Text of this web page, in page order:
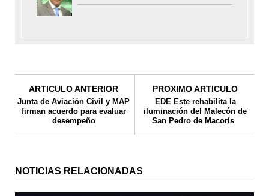
ARTICULO ANTERIOR
Junta de Aviación Civil y MAP
firman acuerdo para evaluar
desempeño
PROXIMO ARTICULO
EDE Este rehabilita la
iluminación del Malecón de
San Pedro de Macorís
NOTICIAS RELACIONADAS